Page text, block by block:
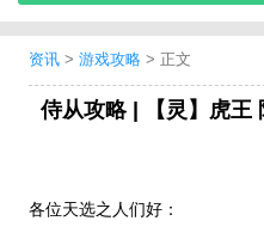
资讯> 游戏攻略> 正文
侍从攻略 | 【灵】虎王
各位天选之人们好：